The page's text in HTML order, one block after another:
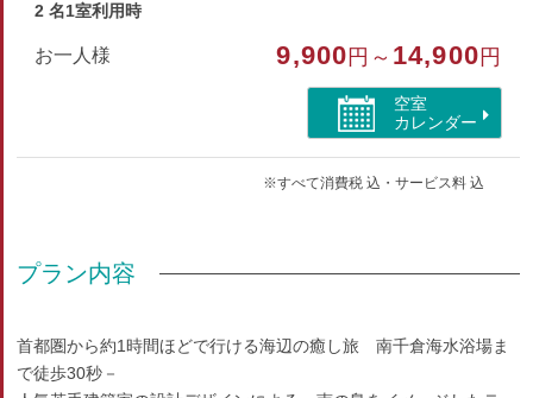
洋室（ダブル）
バス/トイレ/特別室・スイート/禁煙/インターネットが
できる部屋/洗浄機付トイレ/海が見える
2 名1室利用時
お一人様 9,900 円～ 14,900 円
空室
カレンダー
※すべて消費税 込・サービス料 込
プラン内容
首都圏から約1時間ほどで行ける海辺の癒し旅 南千倉海水浴場ま
で徒歩30秒－